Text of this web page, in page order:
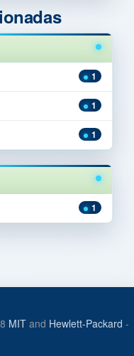
1
1
1
1
MIT and Hewlett-Packard -